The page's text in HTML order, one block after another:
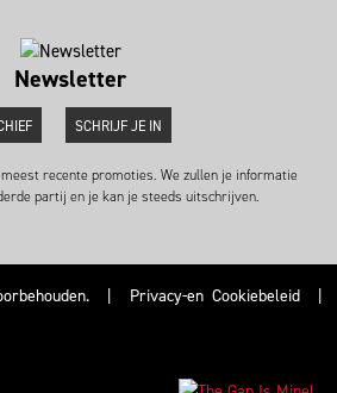
Newsletter
SCHRIJF JE IN
recente promoties. We zullen je informatie
partij en je kan je steeds uitschrijven.
| Privacy-en Cookiebeleid
|